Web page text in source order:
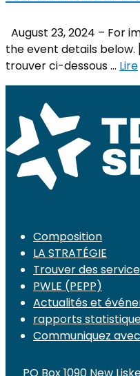
August 23, 2024 – For
the event details below.
trouver ci-dessous … Lire
Composition
LA STRATÉGIE
Trouver des
PWLE (PEPP)
Actualités et
rapports
Communiquez